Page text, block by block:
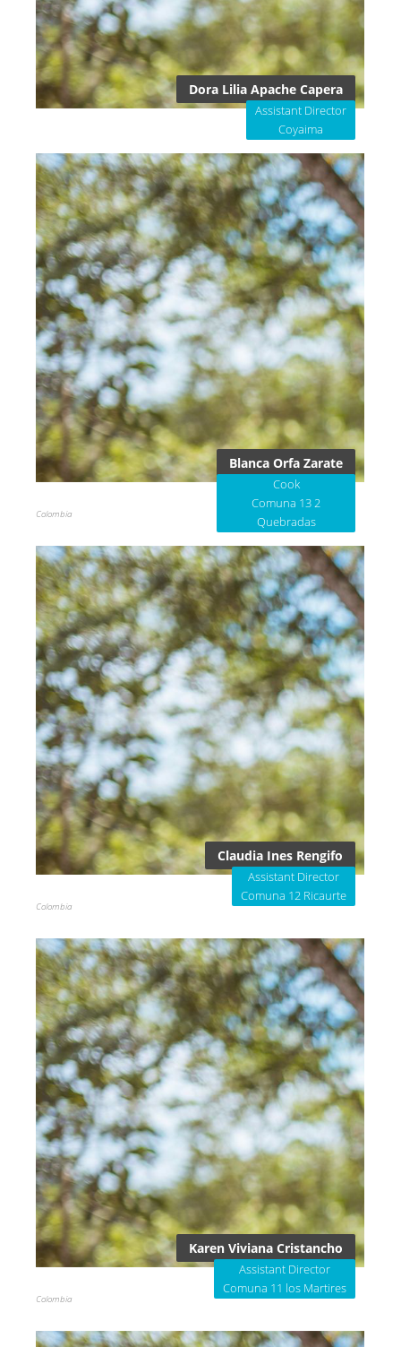
Dora Lilia Apache Capera
Assistant Director
Coyaima
Blanca Orfa Zarate
Cook
Comuna 13 2
Quebradas
Colombia
Claudia Ines Rengifo
Assistant Director
Comuna 12 Ricaurte
Colombia
Karen Viviana Cristancho
Assistant Director
Comuna 11 los Martires
Colombia